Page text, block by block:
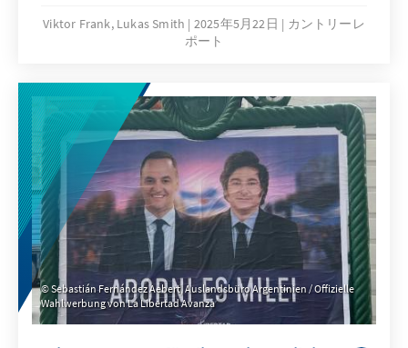
Parlamentswahlen im Juni 2024 auch ohne
Partner über eine komfortable Mehrheit
22. Mai 2025 das Bündnis mit der DP für
beendet. Eine Entscheidung, die strategisch
motiviert scheint: Während die DP als
Sündenbock für die durchwachsene
Regierungsbilanz herhalten muss, versucht
die MVP, innerparteiliche Spannungen zu
kaschieren und ihre Dominanz abzusichern.
Das Projekt der „Koalition der Nationalen
Einheit“ ist damit nach weniger als einem
Jahr am Ende – ein weiteres Kapitel in der
Geschichte instabiler mongolischer
Viktor Frank, Lukas Smith 2025年5月22日
カントリーレ
ポート
Sebastián Fernández Aebert, Auslandsbüro Argentinien / Offizielle
Wahlwerbung von La Libertad Avanza